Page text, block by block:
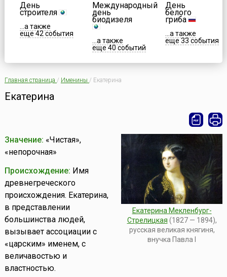
День
строителя
...а также
еще 42 события
Международный
день
биодизеля
...а также
еще 40 событий
День
белого
гриба
...а также
еще 33 события
Главная страница / Именины / Екатерина
Екатерина
Екатерина Мекленбург-
Стрелицкая (1827 — 1894),
русская великая княгиня,
внучка Павла I
Значение: «Чистая»,
«непорочная»
Происхождение: Имя
древнегреческого
происхождения. Екатерина,
в представлении
большинства людей,
вызывает ассоциации с
«царским» именем, с
величавостью и
властностью.